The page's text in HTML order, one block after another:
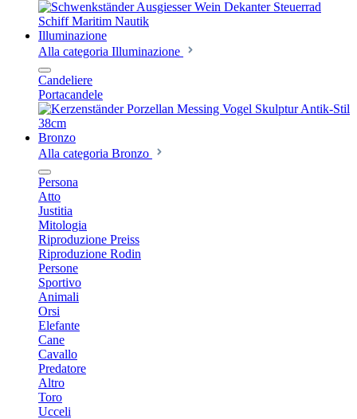
Illuminazione
Alla categoria Illuminazione
Candeliere
Portacandele
Bronzo
Alla categoria Bronzo
Persona
Atto
Justitia
Mitologia
Riproduzione Preiss
Riproduzione Rodin
Persone
Sportivo
Animali
Orsi
Elefante
Cane
Cavallo
Predatore
Altro
Toro
Ucceli